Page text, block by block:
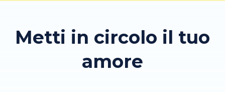
Metti in circolo il tuo
amore